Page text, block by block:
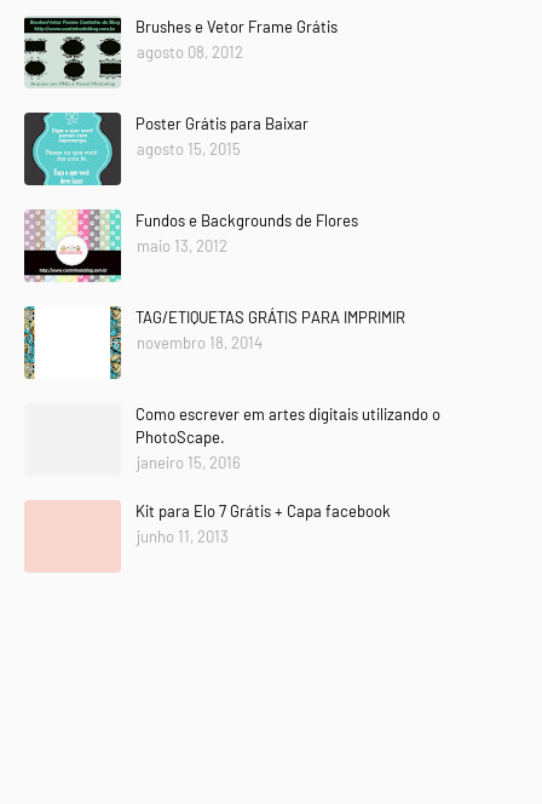
Brushes e Vetor Frame Grátis
agosto 08, 2012
Poster Grátis para Baixar
agosto 15, 2015
Fundos e Backgrounds de Flores
maio 13, 2012
TAG/ETIQUETAS GRÁTIS PARA IMPRIMIR
novembro 18, 2014
Como escrever em artes digitais utilizando o
PhotoScape.
janeiro 15, 2016
Kit para Elo 7 Grátis + Capa facebook
junho 11, 2013